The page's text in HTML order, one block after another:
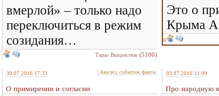
вмерлой» – только надо
переключиться в режим
созидания…
Тарас Выхристюк (5106)
Это о
Крыма
6
30.07.2016 17:33 Анализ, события, факты
О примирении и согласии
03.07.2016 11:09
Про народную